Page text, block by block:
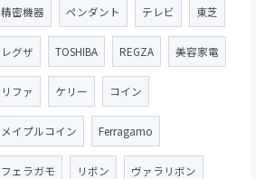
精密機器 ペンダント テレビ 東芝
レグザ TOSHIBA REGZA 美容家電
リファ ケリー コイン
メイプルコイン Ferragamo
フェラガモ リボン ヴァラリボン